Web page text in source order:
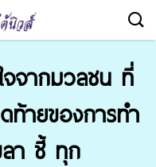
จจากมวลชน ที่
ท้ายของการทำ
า ชี้ ทุก